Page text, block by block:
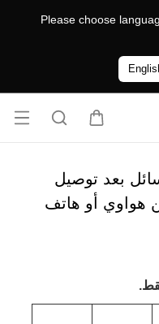
Please choose
ع
ة
ا
ح
ث
فتح
بعد توصيل
هواوي أو هاتف